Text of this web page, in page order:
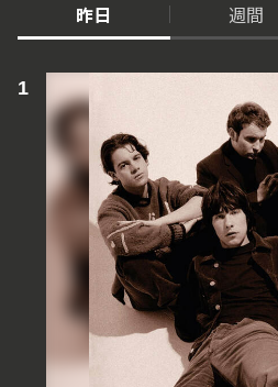
昨日 週間